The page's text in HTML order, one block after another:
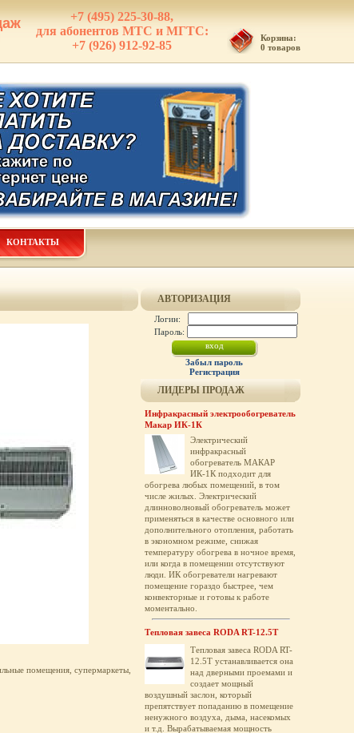
+7 (495) 225-30-88,
для абонентов МТС и МГТС:
+7 (926) 912-92-85
Корзина:
0 товаров
КОНТАКТЫ
помещения, супермаркеты,
АВТОРИЗАЦИЯ
Логин:
Пароль:
Забыл пароль
Регистрация
ЛИДЕРЫ ПРОДАЖ
Инфракрасный электрообогреватель
Макар ИК-1К
Электрический
инфракрасный
обогреватель МАКАР
ИК-1К подходит для
обогрева любых помещений, в том
числе жилых. Электрический
длинноволновый обогреватель может
применяться в качестве основного или
дополнительного отопления, работать
в экономном режиме, снижая
температуру обогрева в ночное время,
или когда в помещении отсутствуют
люди. ИК обогреватели нагревают
помещение гораздо быстрее, чем
конвекторные и готовы к работе
моментально.
Тепловая завеса RODA RT-12.5T
Тепловая завеса RODA RT-
12.5T устанавливается она
над дверными проемами и
создает мощный
воздушный заслон, который
препятствует попаданию в помещение
ненужного воздуха, дыма, насекомых
и т.д. Вырабатываемая мощность